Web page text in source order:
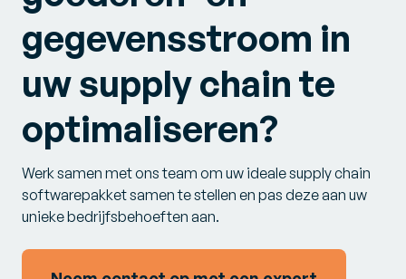
gegevensstroom in
uw supply chain te
optimaliseren?
Werk samen met ons team om uw ideale supply chain
softwarepakket samen te stellen en pas deze aan uw
unieke bedrijfsbehoeften aan.